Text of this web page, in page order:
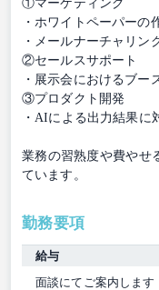
①マーケティング
・ホワイトペーパーの
・メールナーチャリン
②セールスサポート
・展示会におけるブー
③プロダクト開発
・AIによる出力結果に
業務の習熟度や費やせ
ています。
勤務要項
給与
面談にてご案内します